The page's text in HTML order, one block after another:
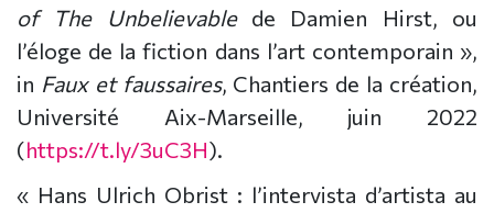
of The Unbelievablede Damien Hirst, ou
l’éloge de la fiction dans l’art contemporain »,
in Faux et faussaires, Chantiers de la création,
Université Aix-Marseille, juin 2022
(https://t.ly/3uC3H).
« Hans Ulrich Obrist : l’intervista d’artista au